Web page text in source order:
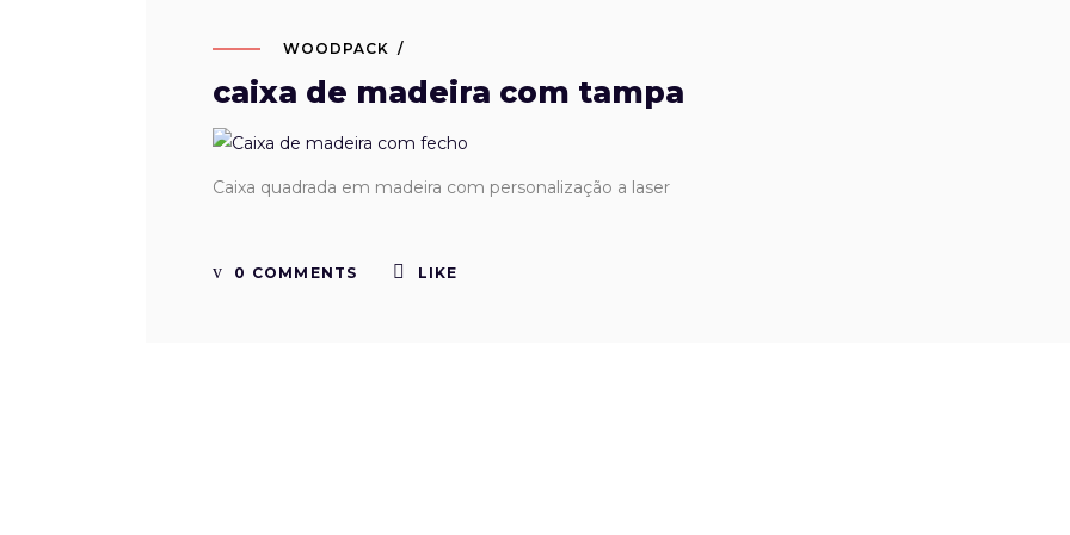
WOODPACK
caixa de madeira com tampa
Caixa quadrada em madeira com personalização a laser
0 COMMENTS LIKE